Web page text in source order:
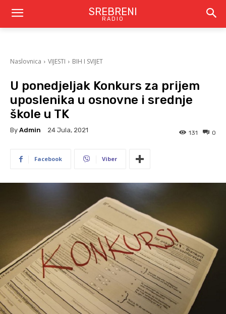
SREBRENI
RADIO
Naslovnica VIJESTI BIH I SVIJET
U ponedjeljak Konkurs za prijem
uposlenika u osnovne i srednje
škole u TK
By Admin 24 Jula, 2021 0
131
Facebook Viber